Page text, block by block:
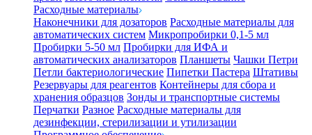
Расходные материалы
Наконечники для дозаторов Расходные материалы для
автоматических систем Микропробирки 0,1-5 мл
Пробирки 5-50 мл Пробирки для ИФА и
автоматических анализаторов Планшеты Чашки Петри
Петли бактериологические Пипетки Пастера Штативы
Резервуары для реагентов Контейнеры для сбора и
хранения образцов Зонды и транспортные системы
Перчатки Разное Расходные материалы для
дезинфекции, стерилизации и утилизации